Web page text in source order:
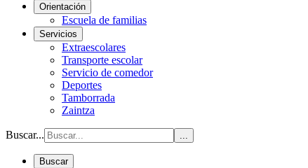
Orientación
Escuela de familias
Servicios
Extraescolares
Transporte escolar
Servicio de comedor
Deportes
Tamborrada
Zaintza
Buscar... ...
Buscar